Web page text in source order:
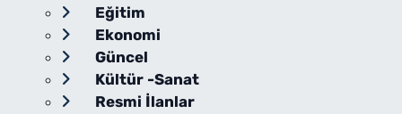
Eğitim
Ekonomi
Güncel
Kültür -Sanat
Resmi İlanlar